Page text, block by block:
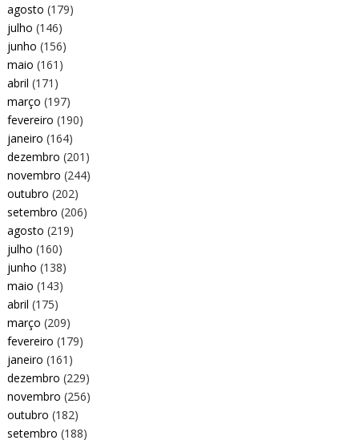
agosto (179)
julho (146)
junho (156)
maio (161)
abril (171)
março (197)
fevereiro (190)
janeiro (164)
dezembro (201)
novembro (244)
outubro (202)
setembro (206)
agosto (219)
julho (160)
junho (138)
maio (143)
abril (175)
março (209)
fevereiro (179)
janeiro (161)
dezembro (229)
novembro (256)
outubro (182)
setembro (188)